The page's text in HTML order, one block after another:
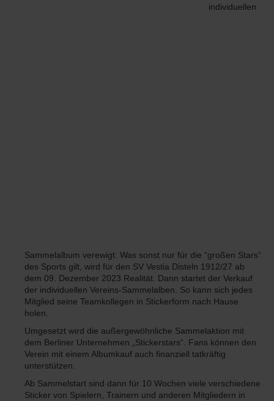
individuellen
Sammelalbum verewigt: Was sonst nur für die “großen Stars“
des Sports gilt, wird für den SV Vestia Disteln 1912/27 ab
dem 09. Dezember 2023 Realität. Dann startet der Verkauf
der individuellen Vereins-Sammelalben. So kann sich jedes
Mitglied seine Teamkollegen in Stickerform nach Hause
holen.
Umgesetzt wird die außergewöhnliche Sammelaktion mit
dem Berliner Unternehmen „Stickerstars“. Fans können den
Verein mit einem Albumkauf auch finanziell tatkräftig
unterstützen.
Ab Sammelstart sind dann für 10 Wochen viele verschiedene
Sticker von Spielern, Trainern und anderen Mitgliedern in